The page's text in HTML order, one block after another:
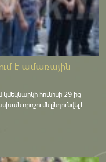
է ամառային
հունիսի 29-ից
որոշումն ընդունվել է